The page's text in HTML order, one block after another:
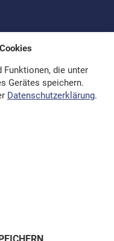
Funktionen, die unter
Gerätes speichern.
Datenschutzerklärung.